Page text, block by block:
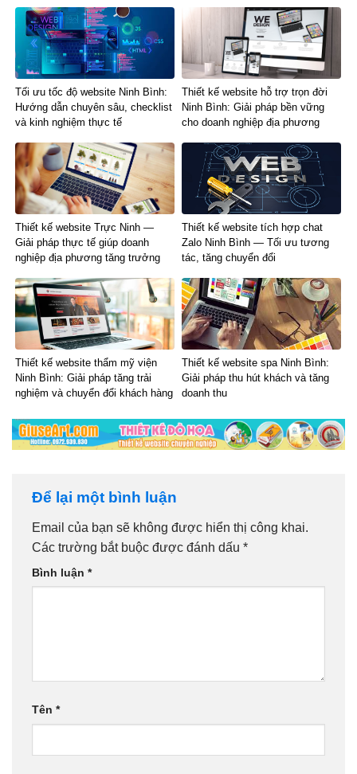
Tối ưu tốc độ website Ninh Bình:
Hướng dẫn chuyên sâu, checklist
và kinh nghiệm thực tế
Thiết kế website hỗ trợ trọn đời
Ninh Bình: Giải pháp bền vững
cho doanh nghiệp địa phương
Thiết kế website Trực Ninh —
Giải pháp thực tế giúp doanh
nghiệp địa phương tăng trưởng
Thiết kế website tích hợp chat
Zalo Ninh Bình — Tối ưu tương
tác, tăng chuyển đổi
Thiết kế website thẩm mỹ viện
Ninh Bình: Giải pháp tăng trải
nghiệm và chuyển đổi khách hàng
Thiết kế website spa Ninh Bình:
Giải pháp thu hút khách và tăng
doanh thu
Để lại một bình luận
Email của bạn sẽ không được hiển thị công khai.
Các trường bắt buộc được đánh dấu *
Bình luận *
Tên *